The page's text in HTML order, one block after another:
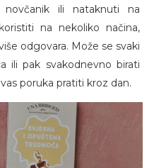
ili nataknuti na
na nekoliko načina,
odgovara. Može se svaki
ili pak svakodnevno birati
poruka pratiti kroz dan.